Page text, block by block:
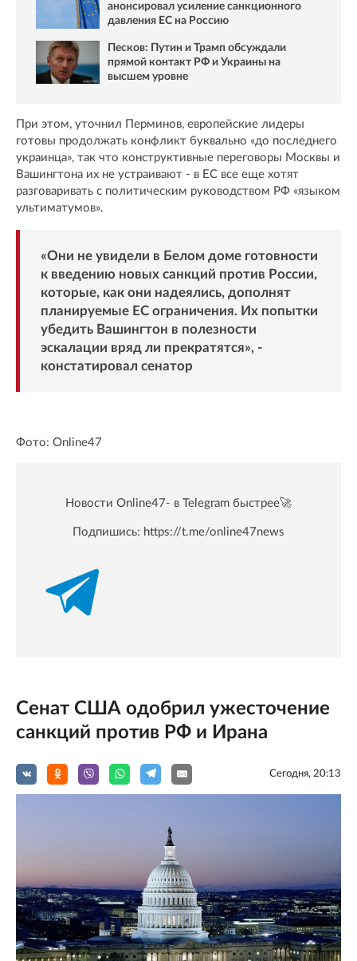
анонсировал усиление санкционного
давления ЕС на Россию
Песков: Путин и Трамп обсуждали
прямой контакт РФ и Украины на
высшем уровне
При этом, уточнил Перминов, европейские лидеры
готовы продолжать конфликт буквально «до последнего
украинца», так что конструктивные переговоры Москвы и
Вашингтона их не устраивают - в ЕС все еще хотят
разговаривать с политическим руководством РФ «языком
ультиматумов».
«Они не увидели в Белом доме готовности
к введению новых санкций против России,
которые, как они надеялись, дополнят
планируемые ЕС ограничения. Их попытки
убедить Вашингтон в полезности
эскалации вряд ли прекратятся», -
констатировал сенатор
Фото: Online47
Новости Online47- в Telegram быстрее🚀
Подпишись: https://t.me/online47news
Сенат США одобрил ужесточение
санкций против РФ и Ирана
Сегодня, 20:13